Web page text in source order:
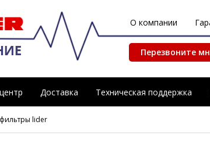
Перезвоните
О компании
Доставка Техническая поддержка
lider